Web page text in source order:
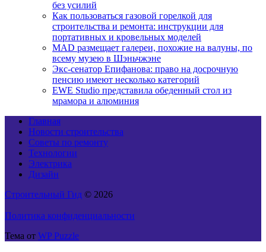
без усилий
Как пользоваться газовой горелкой для
строительства и ремонта: инструкции для
портативных и кровельных моделей
MAD размещает галереи, похожие на валуны, по
всему музею в Шэньчжэне
Экс-сенатор Епифанова: право на досрочную
пенсию имеют несколько категорий
EWE Studio представила обеденный стол из
мрамора и алюминия
Главная
Новости строительства
Советы по ремонту
Технологии
Электрика
Дизайн
Строительный Гид © 2026
Политика конфиденциальности
Тема от WP Puzzle